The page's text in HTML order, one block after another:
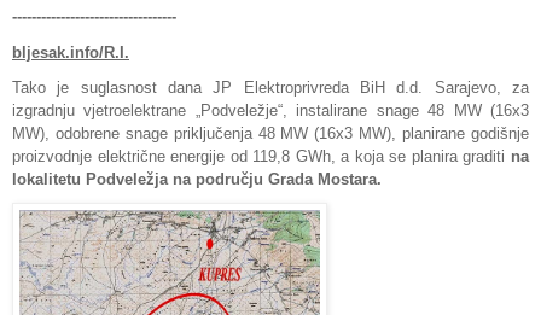
----------------------------------
bljesak.info/R.I.
Tako je suglasnost dana JP Elektroprivreda BiH d.d. Sarajevo, za
izgradnju vjetroelektrane „Podveležje“, instalirane snage 48 MW (16x3
MW), odobrene snage priključenja 48 MW (16x3 MW), planirane godišnje
proizvodnje električne energije od 119,8 GWh, a koja se planira graditi na
lokalitetu Podveležja na području Grada Mostara.